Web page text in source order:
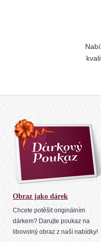
Obraz jako dárek
Chcete potěšit originálním
dárkem? Darujte poukaz na
libovolný obraz z naší nabídky!